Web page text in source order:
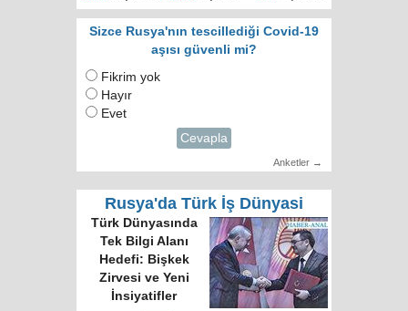
Sizce Rusya'nın tescillediği Covid-19
aşısı güvenli mi?
Fikrim yok
Hayır
Evet
Cevapla
Anketler →
Rusya'da Türk İş Dünyasi
Türk Dünyasında
Tek Bilgi Alanı
Hedefi: Bişkek
Zirvesi ve Yeni
İnsiyatifler